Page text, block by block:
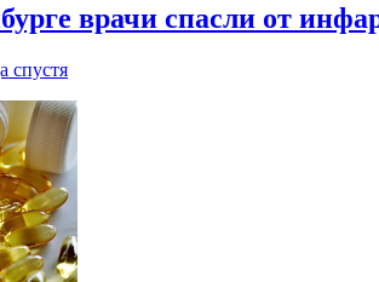
врачи спасли от
спустя